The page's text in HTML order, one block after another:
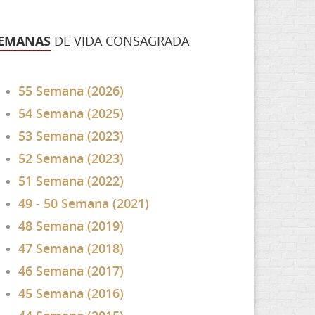
DE VIDA CONSAGRADA
55 Semana (2026)
54 Semana (2025)
53 Semana (2023)
52 Semana (2023)
51 Semana (2022)
49 - 50 Semana (2021)
48 Semana (2019)
47 Semana (2018)
46 Semana (2017)
45 Semana (2016)